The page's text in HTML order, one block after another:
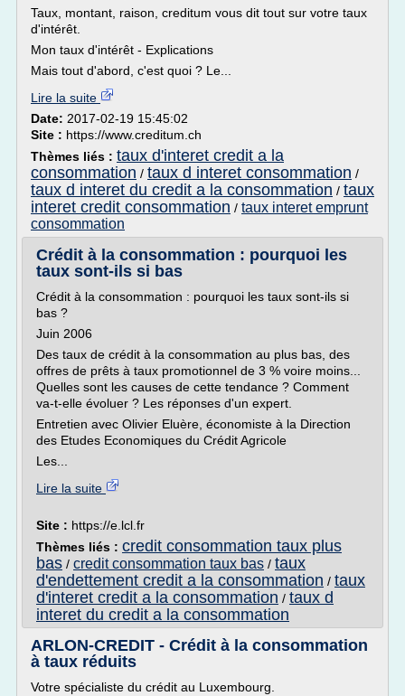
Taux, montant, raison, creditum vous dit tout sur votre taux
d'intérêt.
Mon taux d'intérêt - Explications
Mais tout d'abord, c'est quoi ? Le...
Lire la suite
Date: 2017-02-19 15:45:02
Site : https://www.creditum.ch
Thèmes liés : taux d'interet credit a la
consommation / taux d interet consommation /
taux d interet du credit a la consommation / taux
interet credit consommation / taux interet emprunt
consommation
Crédit à la consommation : pourquoi les
taux sont-ils si bas
Crédit à la consommation : pourquoi les taux sont-ils si
bas ?
Juin 2006
Des taux de crédit à la consommation au plus bas, des
offres de prêts à taux promotionnel de 3 % voire moins...
Quelles sont les causes de cette tendance ? Comment
va-t-elle évoluer ? Les réponses d'un expert.
Entretien avec Olivier Eluère, économiste à la Direction
des Etudes Economiques du Crédit Agricole
Les...
Lire la suite
Site : https://e.lcl.fr
Thèmes liés : credit consommation taux plus
bas / credit consommation taux bas / taux
d'endettement credit a la consommation / taux
d'interet credit a la consommation / taux d
interet du credit a la consommation
ARLON-CREDIT - Crédit à la consommation
à taux réduits
Votre spécialiste du crédit au Luxembourg.